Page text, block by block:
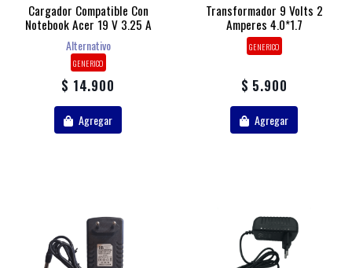
Cargador Compatible Con
Notebook Acer 19 V 3.25 A
Alternativo
GENERICO
$ 14.900
Agregar
Transformador 9 Volts 2
Amperes 4.0*1.7
GENERICO
$ 5.900
Agregar